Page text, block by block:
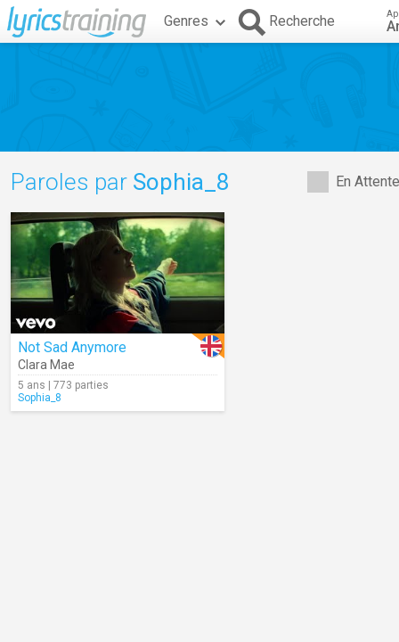
Genres Recherche
En
Paroles par Sophia_8
Not Sad Anymore
Clara Mae
5 ans | 773 parties
Sophia_8